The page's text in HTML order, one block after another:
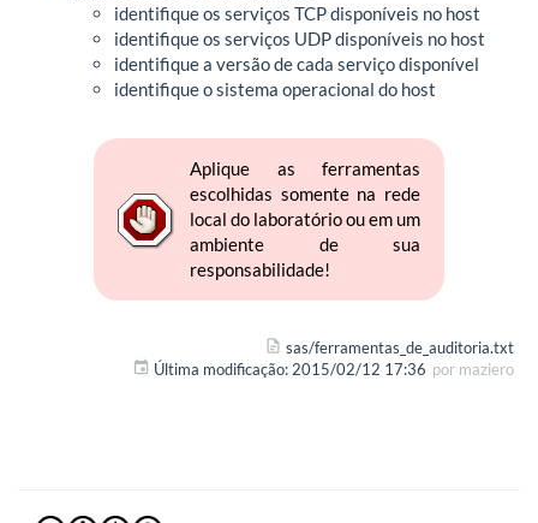
identifique os serviços TCP disponíveis no host
identifique os serviços UDP disponíveis no host
identifique a versão de cada serviço disponível
identifique o sistema operacional do host
Aplique as ferramentas
escolhidas somente na rede
local do laboratório ou em um
ambiente de sua
responsabilidade!
sas/ferramentas_de_auditoria.txt
Última modificação: 2015/02/12 17:36 por maziero